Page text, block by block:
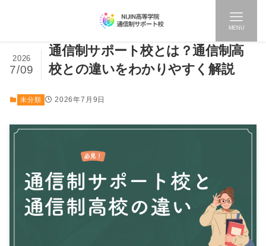
MENU
通信制サポート校とは？通信制高
校との違いをわかりやすく解説
2026
7/09
未分類 2026年7月9日